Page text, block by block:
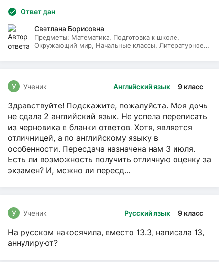
Ответ дан
Светлана Борисовна
Предметы: Математика, Подготовка к школе,
Окружающий мир, Начальные классы, Литературное
Английский язык 9 класс
У Ученик
Здравствуйте! Подскажите, пожалуйста. Моя дочь
не сдала 2 английский язык. Не успела переписать
из черновика в бланки ответов. Хотя, является
отличницей, а по английскому языку в
особенности. Пересдача назначена нам 3 июля.
Есть ли возможность получить отличную оценку за
экзамен? И, можно ли пересд...
Русский язык 9 класс
У Ученик
На русском накосячила, вместо 13.3, написала 13,
аннулируют?